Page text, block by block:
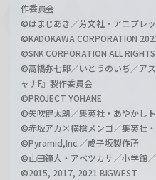
作委員会
©はまじあき／芳文社・アニプレ
©KADOKAWA CORPORATION
©SNK CORPORATION ALL RIGHTS
©高橋弥七郎／いとうのいぢ／ア
ャナF』製作委員会
©PROJECT YOHANE
©矢吹健太朗／集英社・あやかし
©赤坂アカ×横槍メンゴ／集英社
©Pyramid,Inc.／成子坂製作所
©山田鐘人・アベツカサ／小学館
©2015, 2017, 2021 BIGWEST